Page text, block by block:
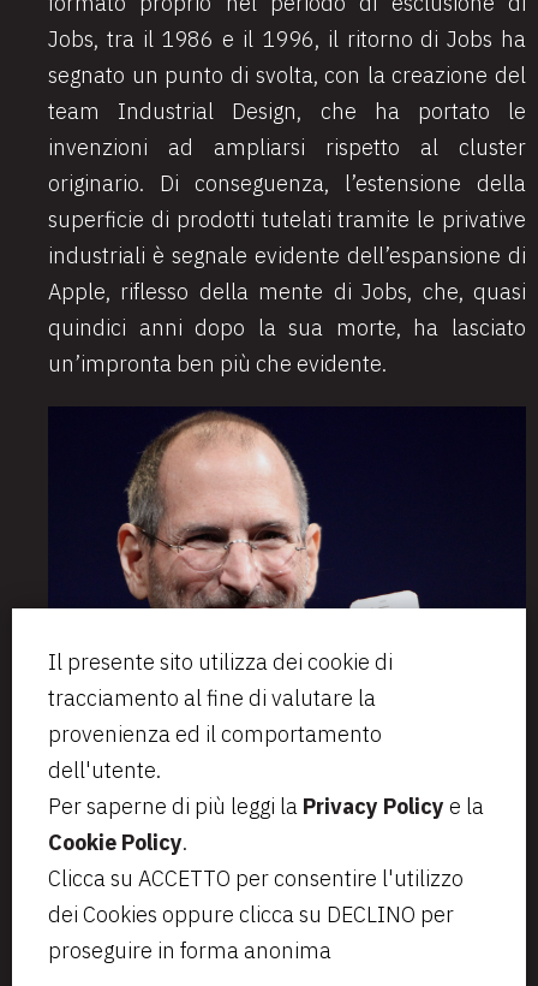
Il presente sito utilizza dei cookie di
tracciamento al fine di valutare la
provenienza ed il comportamento
dell'utente.
Per saperne di più leggi la Privacy Policy e la
Cookie Policy.
Clicca su ACCETTO per consentire l'utilizzo
dei Cookies oppure clicca su DECLINO per
proseguire in forma anonima
Jobs, tra il 1986 e il 1996, il ritorno di Jobs ha
segnato un punto di svolta, con la creazione del
team Industrial Design, che ha portato le
invenzioni ad ampliarsi rispetto al cluster
originario. Di conseguenza, l’estensione della
superficie di prodotti tutelati tramite le privative
industriali è segnale evidente dell’espansione di
Apple, riflesso della mente di Jobs, che, quasi
quindici anni dopo la sua morte, ha lasciato
un’impronta ben più che evidente.
Via Aurelio Saffi, 23
20123 Milano
VAT IT07797470965
segreteria@bcip.it
+ 39 02 49 46 8776
Privacy
Note legali
Cookie Policy